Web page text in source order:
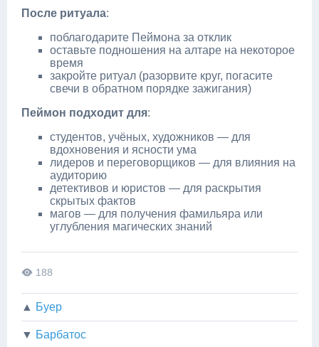
После ритуала:
поблагодарите Пеймона за отклик
оставьте подношения на алтаре на некоторое
время
закройте ритуал (разорвите круг, погасите
свечи в обратном порядке зажигания)
Пеймон подходит для:
студентов, учёных, художников — для
вдохновения и ясности ума
лидеров и переговорщиков — для влияния на
аудиторию
детективов и юристов — для раскрытия
скрытых фактов
магов — для получения фамильяра или
углубления магических знаний
188
▲ Буер
▼ Барбатос